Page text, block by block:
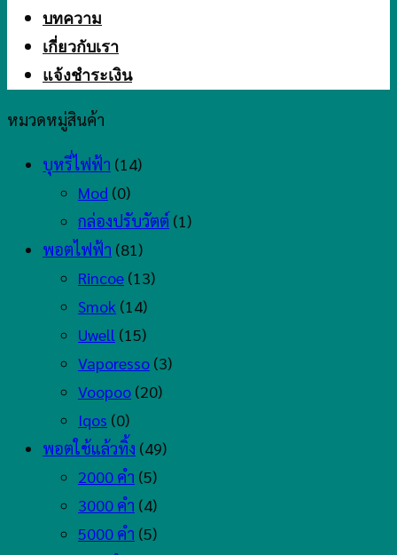
บทความ
เกี่ยวกับเรา
แจ้งชำระเงิน
หมวดหมู่สินค้า
บุหรี่ไฟฟ้า (14)
Mod (0)
กล่องปรับวัตต์ (1)
พอตไฟฟ้า (81)
Rincoe (13)
Smok (14)
Uwell (15)
Vaporesso (3)
Voopoo (20)
Iqos (0)
พอตใช้แล้วทิ้ง (49)
2000 คำ (5)
3000 คำ (4)
5000 คำ (5)